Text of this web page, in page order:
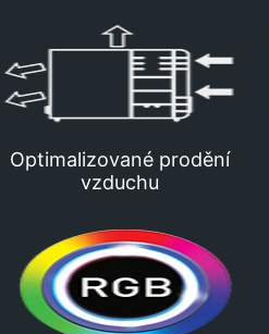
Optimalizované prodění
vzduchu